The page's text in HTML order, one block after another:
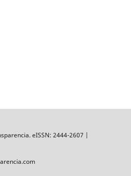
eISSN: 2444-2607 |